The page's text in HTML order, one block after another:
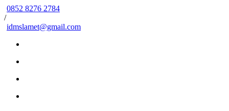
0852 8276 2784
/
idmslamet@gmail.com